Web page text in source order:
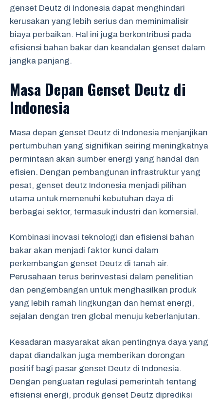
genset Deutz di Indonesia dapat menghindari
kerusakan yang lebih serius dan meminimalisir
biaya perbaikan. Hal ini juga berkontribusi pada
efisiensi bahan bakar dan keandalan genset dalam
jangka panjang.
Masa Depan Genset Deutz di
Indonesia
Masa depan genset Deutz di Indonesia menjanjikan
pertumbuhan yang signifikan seiring meningkatnya
permintaan akan sumber energi yang handal dan
efisien. Dengan pembangunan infrastruktur yang
pesat, genset deutz Indonesia menjadi pilihan
utama untuk memenuhi kebutuhan daya di
berbagai sektor, termasuk industri dan komersial.
Kombinasi inovasi teknologi dan efisiensi bahan
bakar akan menjadi faktor kunci dalam
perkembangan genset Deutz di tanah air.
Perusahaan terus berinvestasi dalam penelitian
dan pengembangan untuk menghasilkan produk
yang lebih ramah lingkungan dan hemat energi,
sejalan dengan tren global menuju keberlanjutan.
Kesadaran masyarakat akan pentingnya daya yang
dapat diandalkan juga memberikan dorongan
positif bagi pasar genset Deutz di Indonesia.
Dengan penguatan regulasi pemerintah tentang
efisiensi energi, produk genset Deutz diprediksi